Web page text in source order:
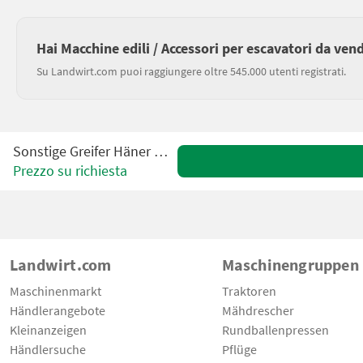
Hai Macchine edili / Accessori per escavatori da
Su Landwirt.com puoi raggiungere oltre 545.000 utenti registrati.
Sonstige Greifer Häner HMZGX 2
Prezzo su richiesta
Landwirt.com
Maschinenmarkt
Händlerangebote
Kleinanzeigen
Händlersuche
Maschinengruppen
Traktoren
Mähdrescher
Rundballenpressen
Pflüge